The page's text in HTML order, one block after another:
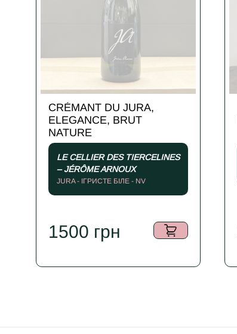
CRÉMANT DU JURA,
ELEGANCE, BRUT
NATURE
LE CELLIER DES TIERCELINES
– JÉRÔME ARNOUX
JURA - ІГРИСТЕ БІЛЕ - NV
1500 грн